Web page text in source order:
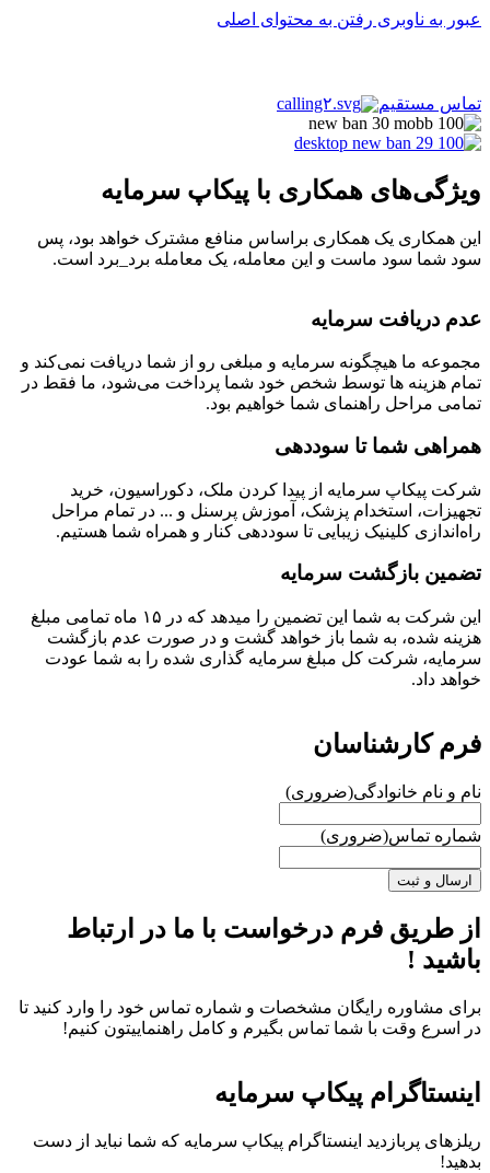
عبور به ناوبری رفتن به محتوای اصلی
تماس مستقیم
ویژگی‌های همکاری با پیکاپ سرمایه
این همکاری یک همکاری براساس منافع مشترک خواهد بود، پس
سود شما سود ماست و این معامله، یک معامله برد_برد است.
عدم دریافت سرمایه
مجموعه ما هیچگونه سرمایه و مبلغی رو از شما دریافت نمی‌کند و
تمام هزینه ها توسط شخص خود شما پرداخت می‌شود، ما فقط در
تمامی مراحل راهنمای شما خواهیم بود.
همراهی شما تا سوددهی
شرکت پیکاپ سرمایه از پیدا کردن ملک، دکوراسیون، خرید
تجهیزات، استخدام پزشک، آموزش پرسنل و ... در تمام مراحل
راه‌اندازی کلینیک زیبایی تا سوددهی کنار و همراه شما هستیم.
تضمین بازگشت سرمایه
این شرکت به شما این تضمین را میدهد که در ۱۵ ماه تمامی مبلغ
هزینه شده، به شما باز خواهد گشت و در صورت عدم بازگشت
سرمایه، شرکت کل مبلغ سرمایه گذاری شده را به شما عودت
خواهد داد.
فرم کارشناسان
نام و نام خانوادگی(ضروری)
شماره تماس(ضروری)
از طریق فرم درخواست با ما در ارتباط
باشید !
برای مشاوره رایگان مشخصات و شماره تماس خود را وارد کنید تا
در اسرع وقت با شما تماس بگیرم و کامل راهنماییتون کنیم!
اینستاگرام پیکاپ سرمایه
ریلز‌های پربازدید اینستاگرام پیکاپ سرمایه که شما نباید از دست
بدهید!